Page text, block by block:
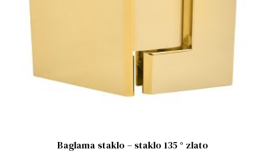
Baglama staklo – staklo 135 ° zlato